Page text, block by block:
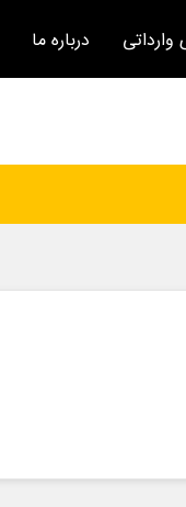
وارداتی درباره ما